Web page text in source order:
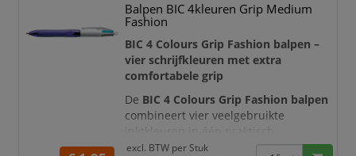
notities, correcties, planningen en
kleurcodering.
De glanzende goudkleurige houder
geeft de
Balpen BIC 4kleuren Grip Medium
Fashion
BIC 4 Colours Grip Fashion balpen –
vier schrijfkleuren met extra
comfortabele grip
De BIC 4 Colours Grip Fashion balpen
combineert vier veelgebruikte
schrijfinstrument. Met de afzonderlijke
excl. BTW per Stuk